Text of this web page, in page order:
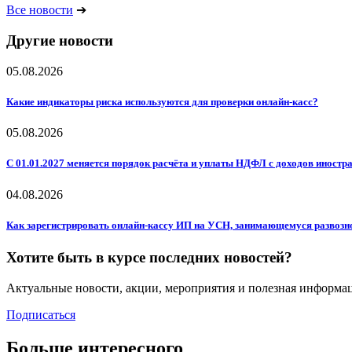
Все новости ➔
Другие новости
05.08.2026
Какие индикаторы риска используются для проверки онлайн-касс?
05.08.2026
С 01.01.2027 меняется порядок расчёта и уплаты НДФЛ с доходов
04.08.2026
Как зарегистрировать онлайн-кассу ИП на УСН, занимающемуся
Хотите быть в курсе последних новостей?
Актуальные новости, акции, мероприятия и полезная
Подписаться
Больше интересного